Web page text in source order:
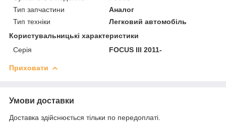
Тип запчастини
Аналог
Тип техніки
Легковий автомобіль
Користувальницькі характеристики
Серія
FOCUS III 2011-
Приховати
Умови доставки
Доставка здійснюється тільки по передоплаті.